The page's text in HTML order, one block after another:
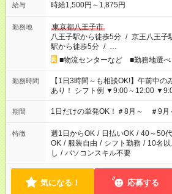
給与 時給1,500円～1,875円
勤務地
東京都八王子市
八王子駅から徒歩5分 / 京王八王子
駅から徒歩5分 / …
■物流センターなど ■勤務地選べ
勤務時間
【1日3時間～も相談OK!】午前中の
あり！ シフト例 ▼9:00～12:00
▼18:00～21:00
期間 1日だけの単発OK！＃8月～ ＃9月
特徴 週1日からOK / 日払いOK / 40～50
OK / 服装自由 / シフト勤務 / 10名
し / パソコンスキル不要
気になる！ 応募する